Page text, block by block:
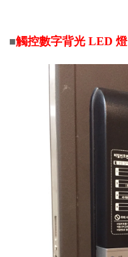
■觸控數字背光 LED 燈